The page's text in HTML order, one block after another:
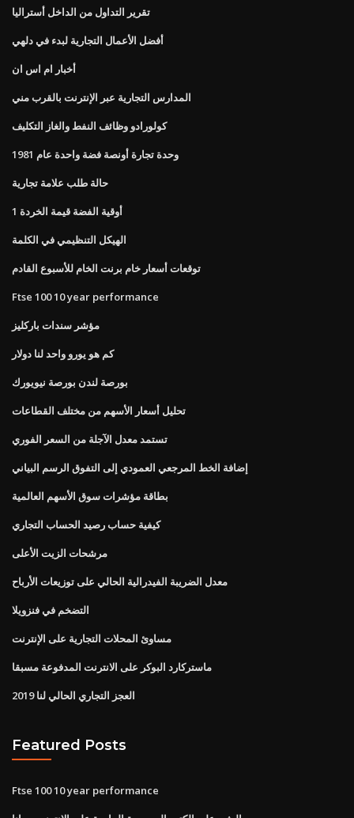
تقرير التداول من الداخل أستراليا
أفضل الأعمال التجارية لبدء في دلهي
أخبار ام اس ان
المدارس التجارية عبر الإنترنت بالقرب مني
كولورادو وظائف النفط والغاز التكليف
وحدة تجارة أونصة فضة واحدة عام 1981
حالة طلب علامة تجارية
1 أوقية الفضة قيمة الخردة
الهيكل التنظيمي في الكلمة
توقعات أسعار خام برنت الخام للأسبوع القادم
Ftse 100 10 year performance
مؤشر سندات باركليز
كم هو يورو واحد لنا دولار
بورصة لندن بورصة نيويورك
تحليل أسعار الأسهم من مختلف القطاعات
تستمد معدل الآجلة من السعر الفوري
إضافة الخط المرجعي العمودي إلى التفوق الرسم البياني
بطاقة مؤشرات سوق الأسهم العالمية
كيفية حساب رصيد الحساب التجاري
مرشحات الزيت الأعلى
معدل الضريبة الفيدرالية الحالي على توزيعات الأرباح
التضخم في فنزويلا
مساوئ المحلات التجارية على الإنترنت
ماستركارد البوكر على الانترنت المدفوعة مسبقا
العجز التجاري الحالي لنا 2019
Featured Posts
Ftse 100 10 year performance